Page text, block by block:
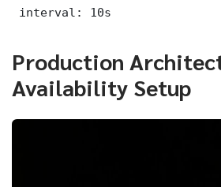
interval: 10s
Production
Availability Setup